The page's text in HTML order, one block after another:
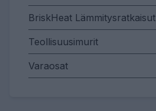
BriskHeat Lämmitysratkaisut
Teollisuusimurit
Varaosat